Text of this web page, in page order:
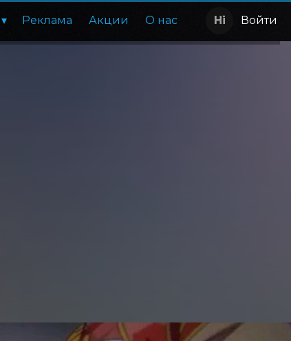
Реклама Акции О нас Войти